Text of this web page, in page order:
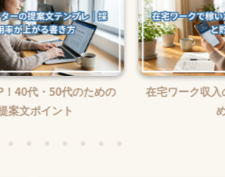
40代・50代のための
案文ポイント
在宅ワーク収入